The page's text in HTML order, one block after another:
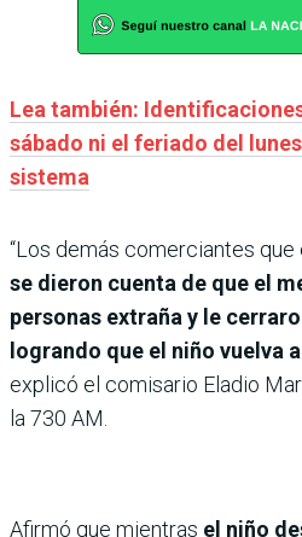
Lea también:
sábado ni el feriado del
sistema
“Los demás comerciantes
se dieron cuenta de que el
personas extraña y le
logrando que el niño vuelva
explicó el comisario Eladio
la 730 AM.
Afirmó que mientras el niño